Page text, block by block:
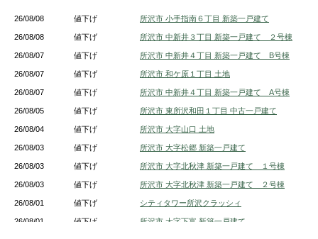
26/08/08 値下げ 所沢市 小手指南６丁目 新築一戸建て
26/08/08 値下げ 所沢市 中新井３丁目 新築一戸建て ２号棟
26/08/07 値下げ 所沢市 中新井４丁目 新築一戸建て B号棟
26/08/07 値下げ 所沢市 和ケ原１丁目 土地
26/08/07 値下げ 所沢市 中新井４丁目 新築一戸建て A号棟
26/08/05 値下げ 所沢市 東所沢和田１丁目 中古一戸建て
26/08/04 値下げ 所沢市 大字山口 土地
26/08/03 値下げ 所沢市 大字松郷 新築一戸建て
26/08/03 値下げ 所沢市 大字北秋津 新築一戸建て １号棟
26/08/03 値下げ 所沢市 大字北秋津 新築一戸建て ２号棟
26/08/01 値下げ シティタワー所沢クラッシィ
26/08/01 値下げ 所沢市 大字下富 新築一戸建て